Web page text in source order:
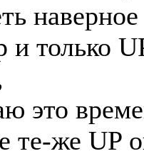
и только
это
те-же UP